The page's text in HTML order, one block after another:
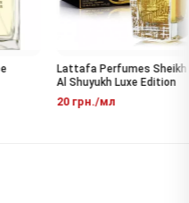
Lattafa Perfumes Sheikh
Al Shuyukh Luxe Edition
20 грн./мл